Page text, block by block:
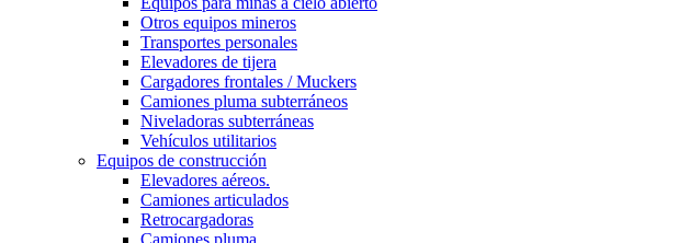
Otros equipos mineros
Transportes personales
Elevadores de tijera
Cargadores frontales / Muckers
Camiones pluma subterráneos
Niveladoras subterráneas
Vehículos utilitarios
Equipos de construcción
Elevadores aéreos.
Camiones articulados
Retrocargadoras
Camiones pluma